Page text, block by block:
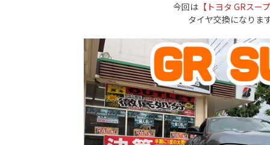
今回は 【トヨタ GRスー
タイヤ交換になりま